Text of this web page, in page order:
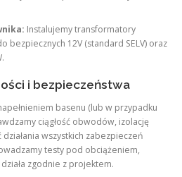
Instalujemy transformatory
bezpiecznych 12V (standard SELV) oraz
i bezpieczeństwa
basenu (lub w przypadku
ciągłość obwodów, izolację
wszystkich zabezpieczeń
testy pod obciążeniem,
zgodnie z projektem.